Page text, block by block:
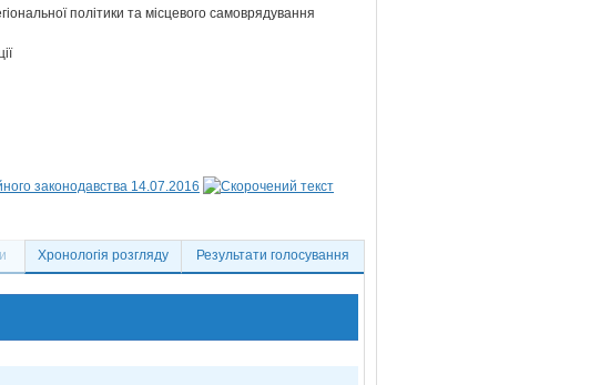
політики та місцевого самоврядування
законодавства 14.07.2016
Хронологія розгляду Результати голосування